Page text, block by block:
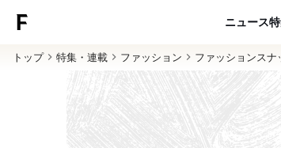
ニュース
トップ 特集・連載 ファッション ファッションスナ